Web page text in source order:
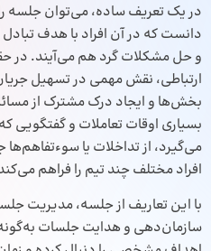
در یک تعریف ساده، می‌توان جلسه
دانست که در آن افراد با هدف
و حل مشکلات گرد هم می‌آیند. در
ارتباطی، نقش مهمی در تسهیل
بخش‌ها و ایجاد درک مشترک از
بسیاری اوقات تعاملات و
می‌گیرد، از تداخلات یا
افراد مختلف چند تیم را فراهم
با این تعاریف از جلسه، مدیریت
سازمان‌دهی و هدایت جلسات